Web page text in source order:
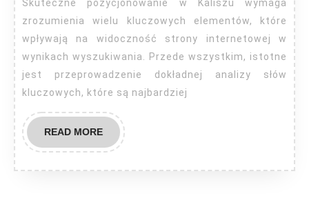
Skuteczne pozycjonowanie w Kaliszu wymaga
zrozumienia wielu kluczowych elementów, które
wpływają na widoczność strony internetowej w
wynikach wyszukiwania. Przede wszystkim, istotne
jest przeprowadzenie dokładnej analizy słów
kluczowych, które są najbardziej
READ MOREREAD
MORE